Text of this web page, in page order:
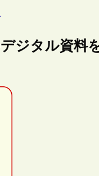
ジタル資料